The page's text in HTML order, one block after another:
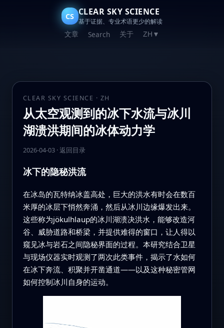
CS CLEAR SKY SCIENCE
基于证据、专业术语更少的解读
文章 Search 关于 ZH ▼
CLEAR SKY SCIENCE · ZH
从太空观测到的冰下水流与冰川
湖溃洪期间的冰体动力学
2026-04-03· 返回目录
冰下的隐秘洪流
在冰岛的瓦特纳冰盖高处，巨大的洪水有时会在数百
米厚的冰层下悄然奔涌，然后从冰川边缘爆发出来。
这些称为jökulhlaup的冰川湖溃决洪水，能够改造河
谷、威胁道路和桥梁，并提供难得的窗口，让人得以
窥见冰与岩石之间隐秘界面的过程。本研究结合卫星
与现场仪器实时观测了两次此类事件，揭示了水如何
在冰下奔流、积聚并开凿通道——以及这种秘密管网
如何控制冰川自身的运动。